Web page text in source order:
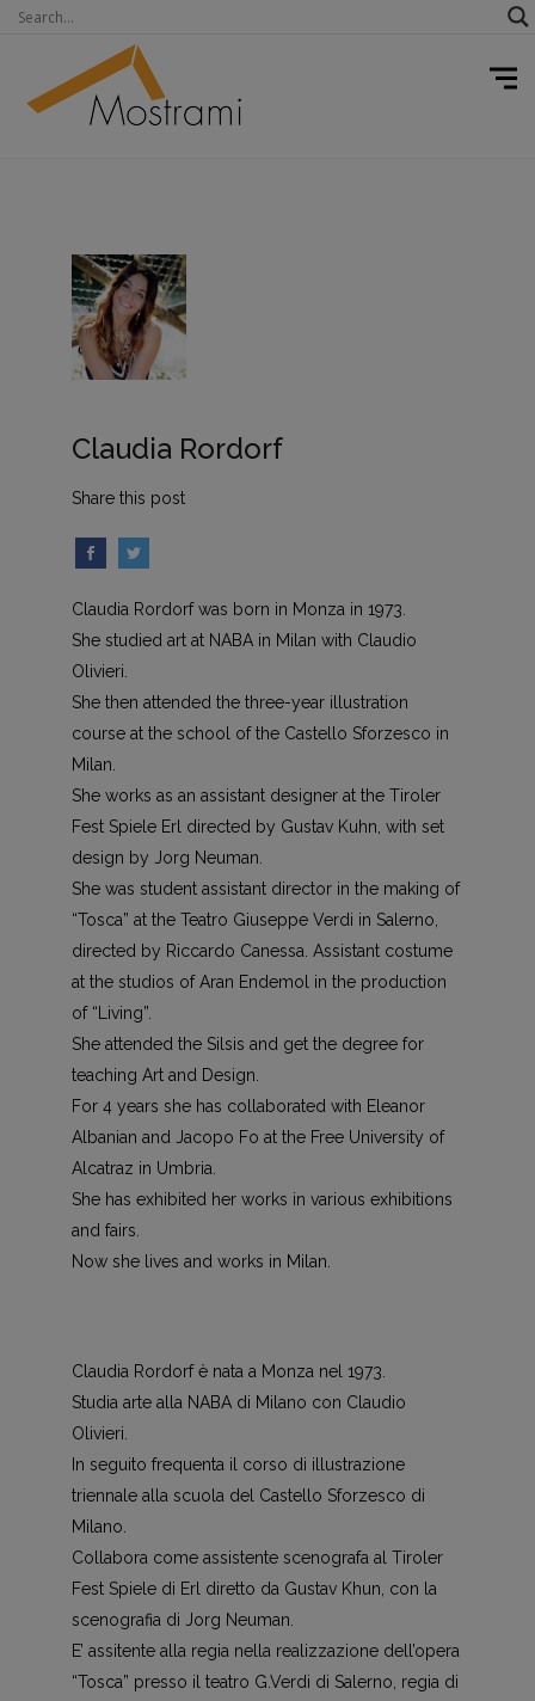
Claudia Rordorf
Share this post
Claudia Rordorf was born in Monza in 1973.
She studied art at NABA in Milan with Claudio
Olivieri.
She then attended the three-year illustration
course at the school of the Castello Sforzesco in
Milan.
She works as an assistant designer at the Tiroler
Fest Spiele Erl directed by Gustav Kuhn, with set
design by Jorg Neuman.
She was student assistant director in the making of
“Tosca” at the Teatro Giuseppe Verdi in Salerno,
directed by Riccardo Canessa. Assistant costume
at the studios of Aran Endemol in the production
of “Living”.
She attended the Silsis and get the degree for
teaching Art and Design.
For 4 years she has collaborated with Eleanor
Albanian and Jacopo Fo at the Free University of
Alcatraz in Umbria.
She has exhibited her works in various exhibitions
and fairs.
Now she lives and works in Milan.
Claudia Rordorf è nata a Monza nel 1973.
Studia arte alla NABA di Milano con Claudio
Olivieri.
In seguito frequenta il corso di illustrazione
triennale alla scuola del Castello Sforzesco di
Milano.
Collabora come assistente scenografa al Tiroler
Fest Spiele di Erl diretto da Gustav Khun, con la
scenografia di Jorg Neuman.
E’ assitente alla regia nella realizzazione dell’opera
“Tosca” presso il teatro G.Verdi di Salerno, regia di